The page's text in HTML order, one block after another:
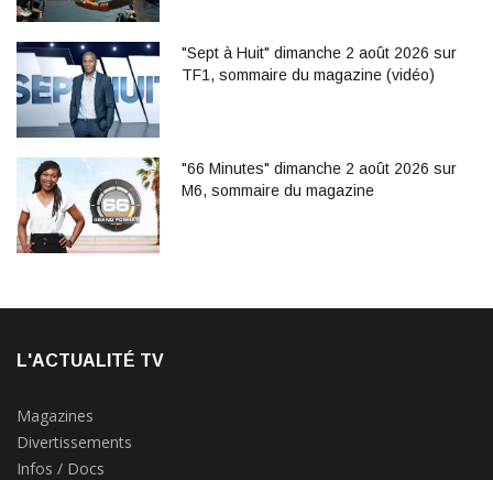
"Sept à Huit" dimanche 2 août 2026 sur
TF1, sommaire du magazine (vidéo)
"66 Minutes" dimanche 2 août 2026 sur
M6, sommaire du magazine
L'ACTUALITÉ TV
Magazines
Divertissements
Infos / Docs